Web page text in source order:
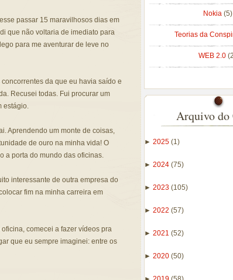
passar 15 maravilhosos dias em
que não voltaria de imediato para
para me aventurar de leve no
da que eu havia saído e
Recusei todas. Fui procurar um
estágio.
Aprendendo um monte de coisas,
de ouro na minha vida! O
a porta do mundo das oficinas.
interessante de outra empresa do
fim na minha carreira em
comecei a fazer vídeos pra
que eu sempre imaginei: entre os
Nokia (5)
Teorias da
WEB 2.0
Arquivo do
► 2025 (1)
► 2024 (75)
► 2023 (105)
► 2022 (57)
► 2021 (52)
► 2020 (50)